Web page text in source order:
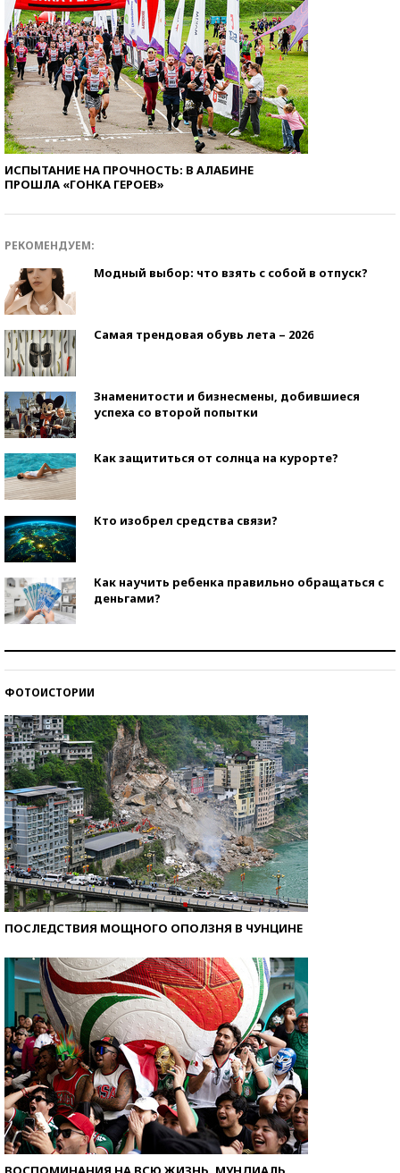
ИСПЫТАНИЕ НА ПРОЧНОСТЬ: В АЛАБИНЕ
ПРОШЛА «ГОНКА ГЕРОЕВ»
РЕКОМЕНДУЕМ:
Модный выбор: что взять с собой в отпуск?
Самая трендовая обувь лета – 2026
Знаменитости и бизнесмены, добившиеся
успеха со второй попытки
Как защититься от солнца на курорте?
Кто изобрел средства связи?
Как научить ребенка правильно обращаться с
деньгами?
ФОТОИСТОРИИ
ПОСЛЕДСТВИЯ МОЩНОГО ОПОЛЗНЯ В ЧУНЦИНЕ